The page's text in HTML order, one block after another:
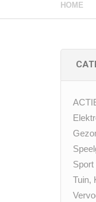
HOME
Sport
Tuin,